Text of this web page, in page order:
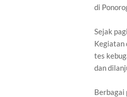
di
Sejak
Kegiatan
tes
dan
Berbagai